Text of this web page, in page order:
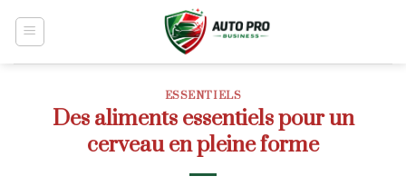
ESSENTIELS
Des aliments essentiels pour un
cerveau en pleine forme